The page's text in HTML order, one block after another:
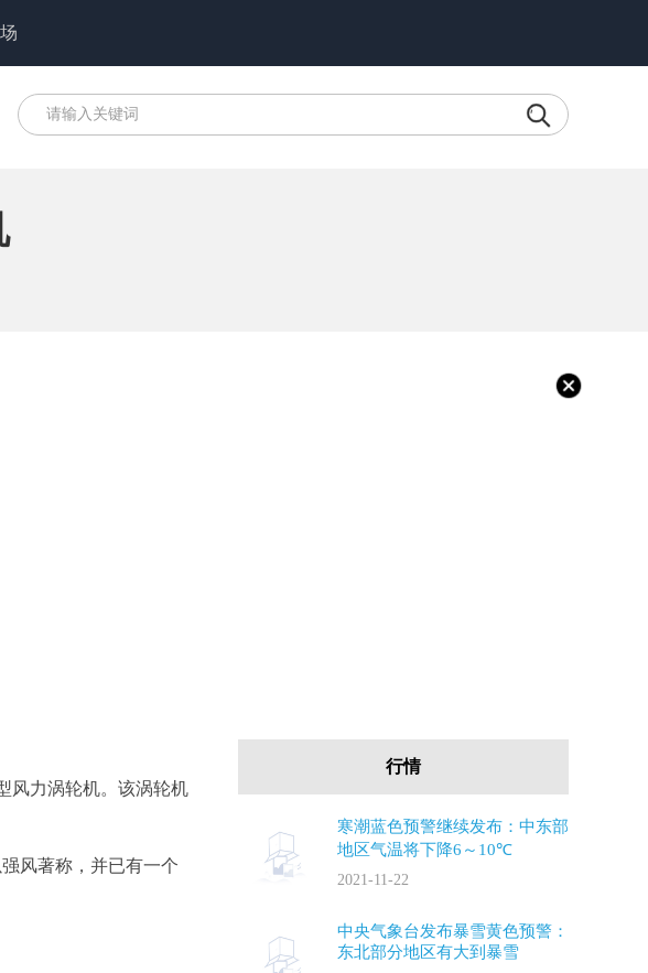
风力涡轮机。该涡轮机
风著称，并已有一个
行情
寒潮蓝色预警继续发布：中东部
地区气温将下降6～10℃
2021-11-22
中央气象台发布暴雪黄色预警：
东北部分地区有大到暴雪